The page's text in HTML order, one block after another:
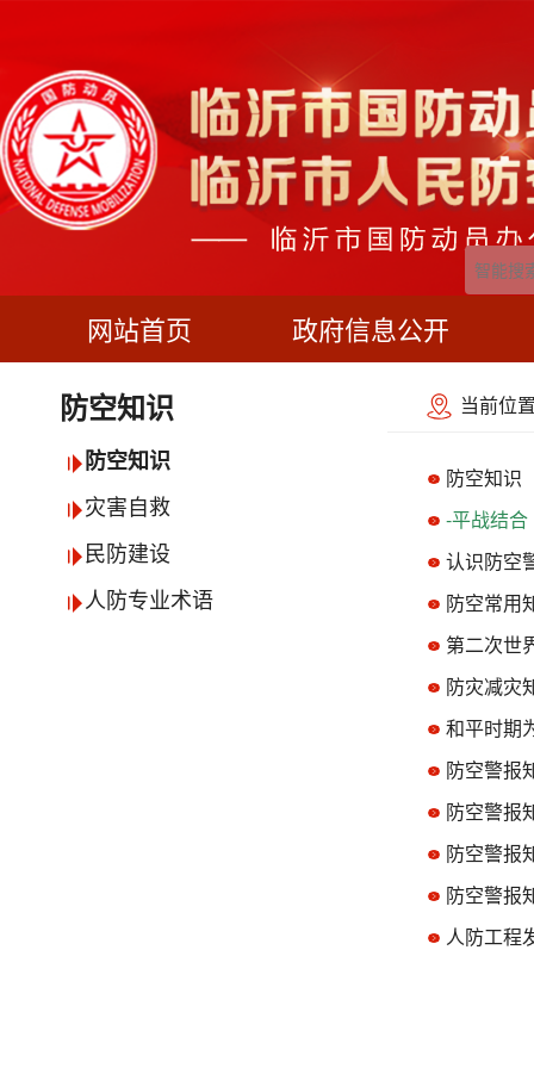
网站首页 政府信息公开
防空知识
防空知识
灾害自救
民防建设
人防专业术语
当前位
防空知识
-平战结合
认识防空
防空常用
第二次世
防灾减灾
和平时期
防空警报
防空警报
防空警报
防空警报
人防工程